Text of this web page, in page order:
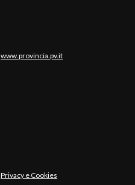
www.provincia.pv.it
Privacy e Cookies